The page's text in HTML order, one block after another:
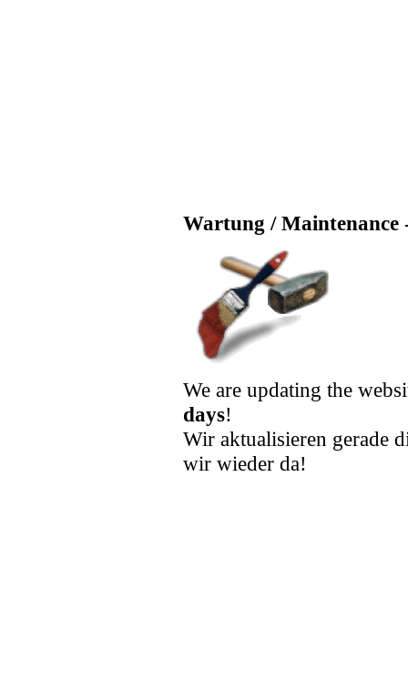
Wartung / Maintenance
We are updating the
days!
Wir aktualisieren gerade
wir wieder da!